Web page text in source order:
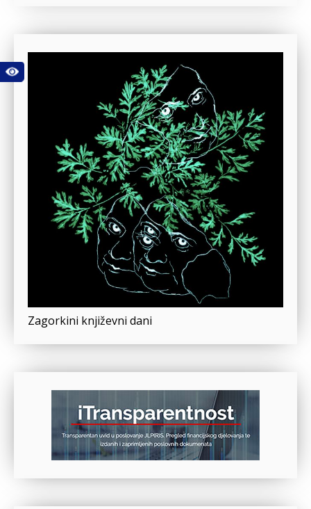
Zagorkini književni dani